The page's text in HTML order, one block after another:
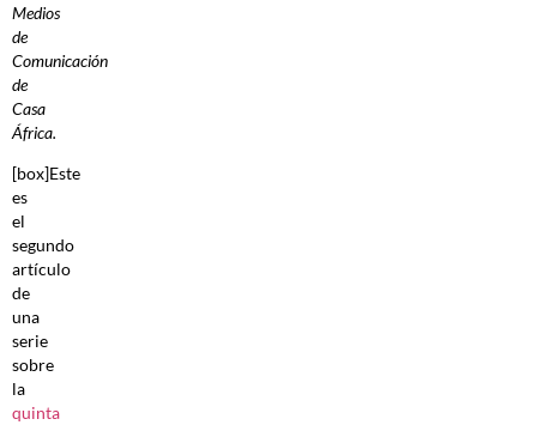
Medios
de
Comunicación
de
Casa
África.
[box]Este
es
el
segundo
artículo
de
una
serie
sobre
la
quinta